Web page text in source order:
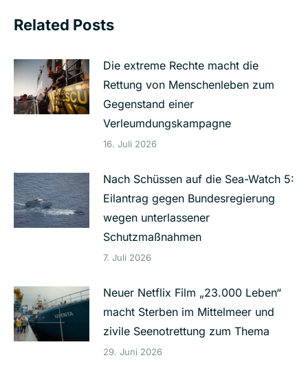
Related Posts
Die extreme Rechte macht die
Rettung von Menschenleben zum
Gegenstand einer
Verleumdungskampagne
16. Juli 2026
Nach Schüssen auf die Sea-Watch 5:
Eilantrag gegen Bundesregierung
wegen unterlassener
Schutzmaßnahmen
7. Juli 2026
Neuer Netflix Film „23.000 Leben“
macht Sterben im Mittelmeer und
zivile Seenotrettung zum Thema
29. Juni 2026